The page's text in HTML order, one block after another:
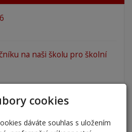
na naši školu pro školní
roku 2025/2026
cookies
dáváte souhlas s uložením